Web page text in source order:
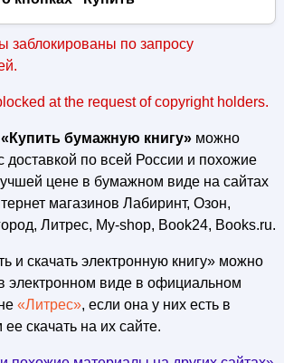
заблокированы по запросу
at the request of copyright holders.
«Купить бумажную книгу»можно
с доставкой по всей России и похожие
цене в бумажном виде на сайтах
магазинов Лабиринт, Озон,
Литрес, My-shop, Book24, Books.ru.
и скачать электронную книгу» можно
в электронном виде в официальном
«Литрес», если она у них есть в
скачать на их сайте.